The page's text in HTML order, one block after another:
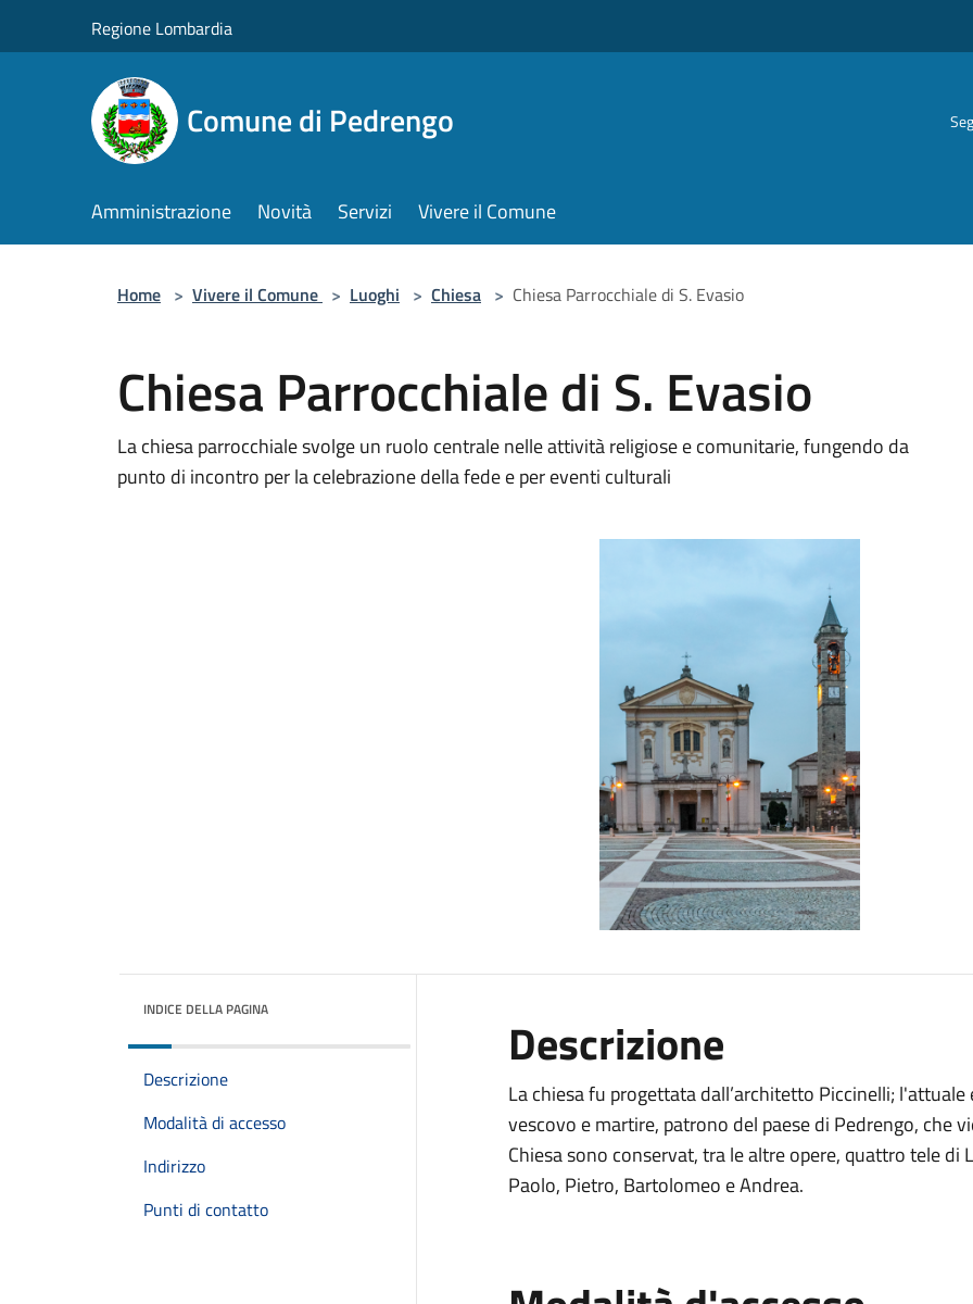
Regione Lombardia
Comune di Pedrengo
Amministrazione Novità Servizi Vivere il Comune
Home > Vivere il Comune > Luoghi > Chiesa > Chiesa Parrocchiale di S. Evasio
Chiesa Parrocchiale di S. Evasio
La chiesa parrocchiale svolge un ruolo centrale nelle attività religiose e comunitarie, fungendo da
punto di incontro per la celebrazione della fede e per eventi culturali
INDICE DELLA PAGINA
Descrizione
Modalità di accesso
Indirizzo
Punti di contatto
Descrizione
La chiesa fu progettata dall’architetto Piccinelli;
vescovo e martire, patrono del paese di Pedrengo, che
Chiesa sono conservat, tra le altre opere, quattro tele
Paolo, Pietro, Bartolomeo e Andrea.